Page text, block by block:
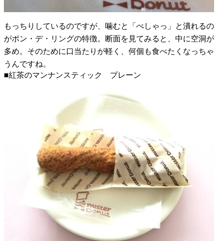
もっちりしているのですが、噛むと「ぺしゃっ」と潰れるの
がポン・デ・リングの特徴。断面を見てみると、中に空洞が
多め。そのために口当たりが軽く、何個も食べたくなっちゃ
うんですね。
■紅茶のマンナンスティック プレーン